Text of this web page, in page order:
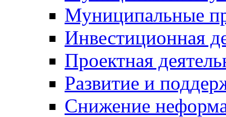
Муниципальные
Инвестиционная
Проектная
Развитие и
Снижение